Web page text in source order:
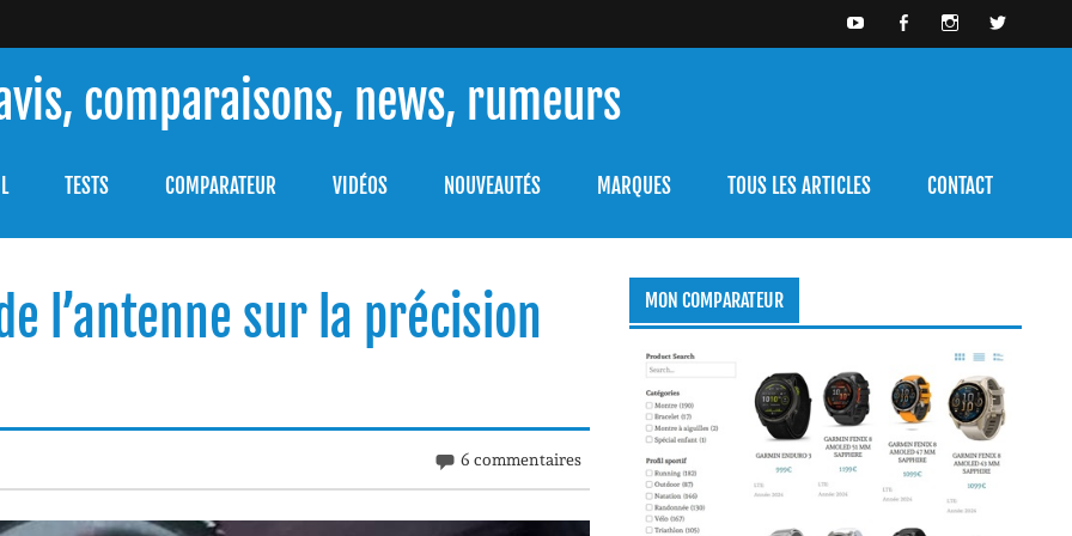
comparaisons, news, rumeurs
TESTS COMPARATEUR VIDÉOS NOUVEAUTÉS MARQUES TOUS LES ARTICLES CONTACT
l’antenne sur la précision
6 commentaires
MON COMPARATEUR